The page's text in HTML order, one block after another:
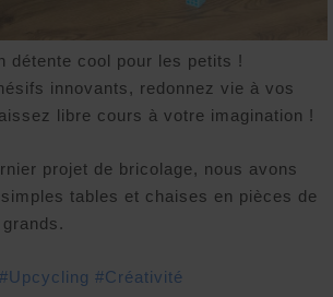
détente cool pour les petits !
innovants, redonnez vie à vos
libre cours à votre imagination !
projet de bricolage, nous avons
tables et chaises en pièces de
#Upcycling #Créativité